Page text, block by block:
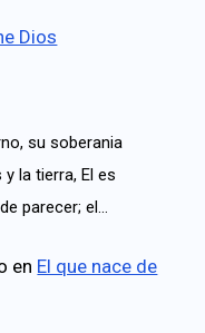
Dios
su soberania
la tierra, El es
parecer; el…
en El que nace de